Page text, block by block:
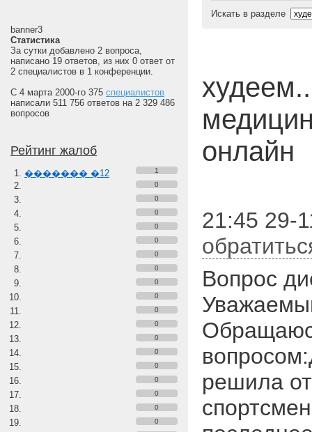
banner3
Статистика
За сутки добавлено 2 вопроса,
написано 19 ответов, из них 0 ответ от
2 специалистов в 1 конференции.
С 4 марта 2000-го 375 специалистов
написали 511 756 ответов на 2 329 486
вопросов
Рейтинг жалоб
������� �12
1
0
0
0
0
0
0
0
0
0
0
0
0
0
0
0
0
0
0
Искать в разделе
онлайн
21:45 29-
Вопрос
решила